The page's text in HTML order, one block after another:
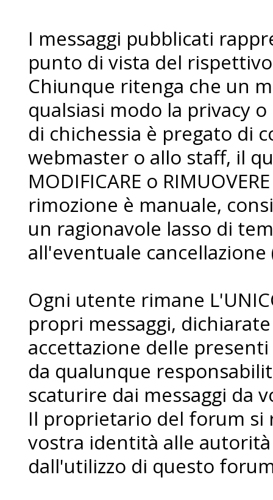
I messaggi pubblicati
punto di vista del
Chiunque ritenga che un
qualsiasi modo la privacy
di chichessia è pregato di
webmaster o allo staff, il
MODIFICARE o
rimozione è manuale,
un ragionavole lasso di
all'eventuale cancellazione
Ogni utente rimane
propri messaggi,
accettazione delle
da qualunque
scaturire dai messaggi da
Il proprietario del forum
vostra identità alle
dall'utilizzo di questo